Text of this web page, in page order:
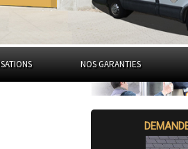
NOS GARANTIES